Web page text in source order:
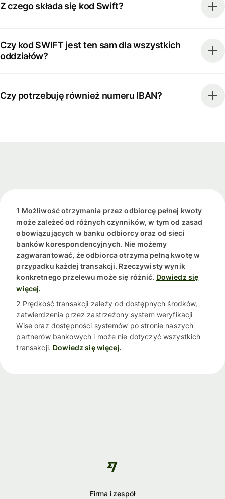
Z czego składa się kod Swift?
Czy kod SWIFT jest ten sam dla wszystkich
oddziałów?
Czy potrzebuję również numeru IBAN?
1 Możliwość otrzymania przez odbiorcę pełnej kwoty
może zależeć od różnych czynników, w tym od zasad
obowiązujących w banku odbiorcy oraz od sieci
banków korespondencyjnych. Nie możemy
zagwarantować, że odbiorca otrzyma pełną kwotę w
przypadku każdej transakcji. Rzeczywisty wynik
konkretnego przelewu może się różnić. Dowiedz się
więcej.
2 Prędkość transakcji zależy od dostępnych środków,
zatwierdzenia przez zastrzeżony system weryfikacji
Wise oraz dostępności systemów po stronie naszych
partnerów bankowych i może nie dotyczyć wszystkich
transakcji. Dowiedz się więcej.
Firma i zespół